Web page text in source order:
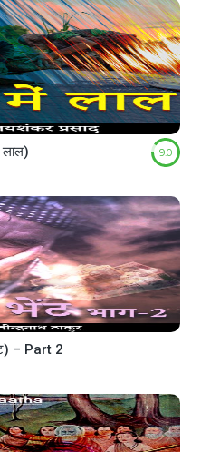
9.0
– Part 2